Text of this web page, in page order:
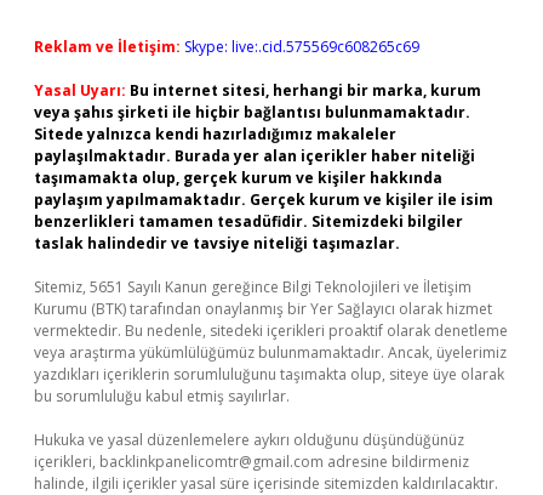
Reklam ve İletişim: Skype: live:.cid.575569c608265c69
Yasal Uyarı: Bu internet sitesi, herhangi bir marka, kurum
veya şahıs şirketi ile hiçbir bağlantısı bulunmamaktadır.
Sitede yalnızca kendi hazırladığımız makaleler
paylaşılmaktadır. Burada yer alan içerikler haber niteliği
taşımamakta olup, gerçek kurum ve kişiler hakkında
paylaşım yapılmamaktadır. Gerçek kurum ve kişiler ile isim
benzerlikleri tamamen tesadüfidir. Sitemizdeki bilgiler
taslak halindedir ve tavsiye niteliği taşımazlar.
Sitemiz, 5651 Sayılı Kanun gereğince Bilgi Teknolojileri ve İletişim
Kurumu (BTK) tarafından onaylanmış bir Yer Sağlayıcı olarak hizmet
vermektedir. Bu nedenle, sitedeki içerikleri proaktif olarak denetleme
veya araştırma yükümlülüğümüz bulunmamaktadır. Ancak, üyelerimiz
yazdıkları içeriklerin sorumluluğunu taşımakta olup, siteye üye olarak
bu sorumluluğu kabul etmiş sayılırlar.
Hukuka ve yasal düzenlemelere aykırı olduğunu düşündüğünüz
içerikleri, backlinkpanelicomtr@gmail.com adresine bildirmeniz
halinde, ilgili içerikler yasal süre içerisinde sitemizden kaldırılacaktır.